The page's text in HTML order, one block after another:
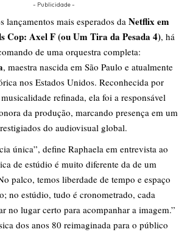
- Publicidade -
lançamentos mais esperados da Netflix em
Cop: Axel F (ou Um Tira da Pesada 4), há
de uma orquestra completa:
, maestra nascida em São Paulo e atualmente
nos Estados Unidos. Reconhecida por
refinada, ela foi a responsável
da produção, marcando presença em um
do audiovisual global.
única”, define Raphaela em entrevista ao
de estúdio é muito diferente da de um
palco, temos liberdade de tempo e espaço
no estúdio, tudo é cronometrado, cada
no lugar certo para acompanhar a imagem.”
dos anos 80 reimaginada para o público